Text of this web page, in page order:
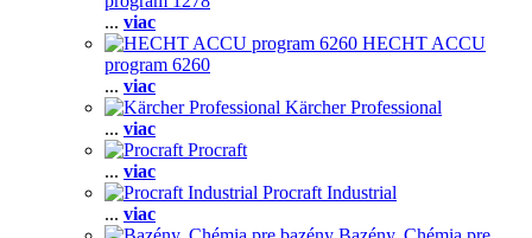
... viac
HECHT ACCU
program 6260
... viac
Kärcher Professional
... viac
Procraft
... viac
Procraft Industrial
... viac